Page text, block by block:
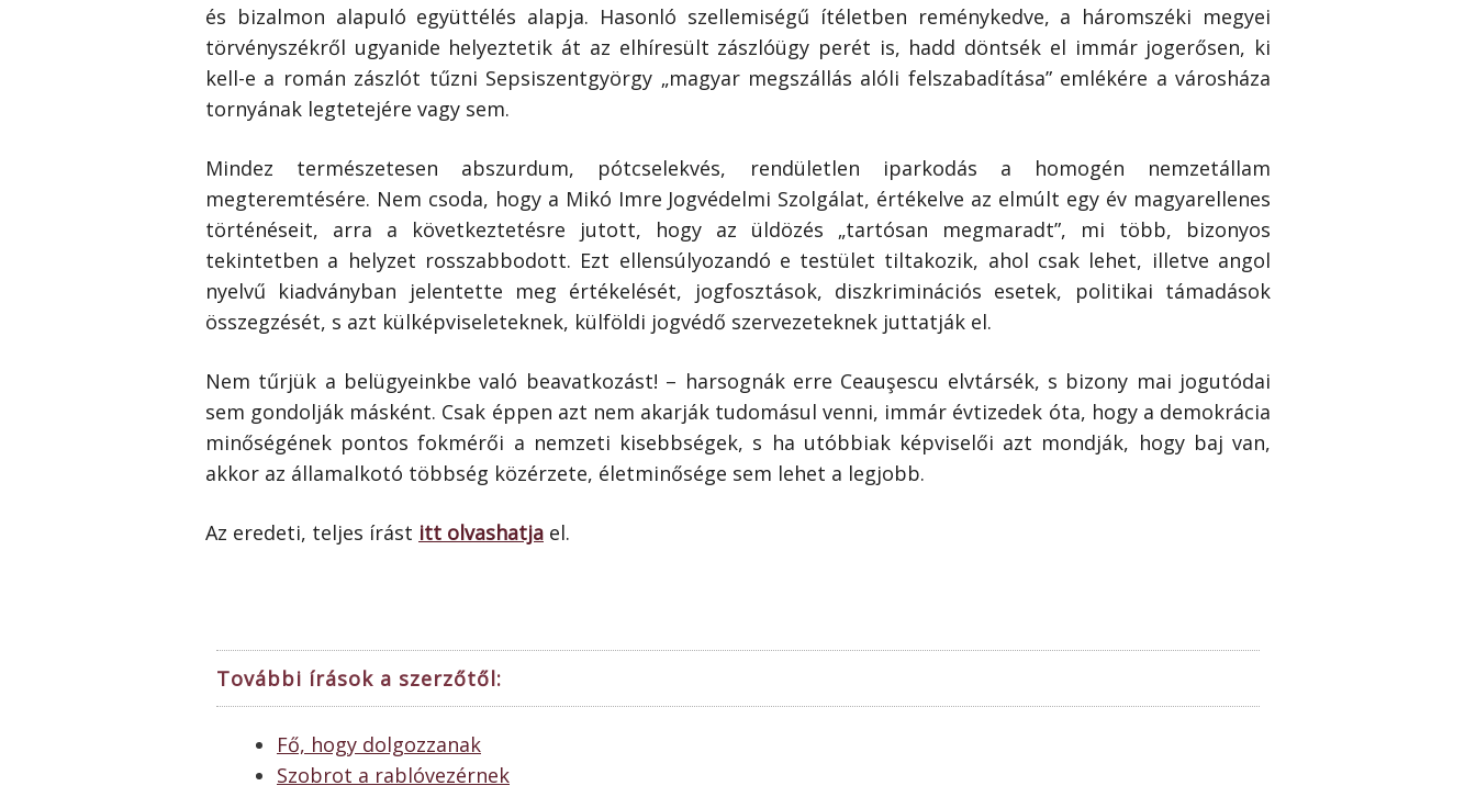
és bizalmon alapuló együttélés alapja. Hasonló szellemiségű ítéletben reménykedve, a háromszéki megyei
törvényszékről ugyanide helyeztetik át az elhíresült zászlóügy perét is, hadd döntsék el immár jogerősen, ki
kell-e a román zászlót tűzni Sepsiszentgyörgy „magyar megszállás alóli felszabadítása” emlékére a városháza
tornyának legtetejére vagy sem.
Mindez természetesen abszurdum, pótcselekvés, rendületlen iparkodás a homogén nemzetállam
megteremtésére. Nem csoda, hogy a Mikó Imre Jogvédelmi Szolgálat, értékelve az elmúlt egy év magyarellenes
történéseit, arra a következtetésre jutott, hogy az üldözés „tartósan megmaradt”, mi több, bizonyos
tekintetben a helyzet rosszabbodott. Ezt ellensúlyozandó e testület tiltakozik, ahol csak lehet, illetve angol
nyelvű kiadványban jelentette meg értékelését, jogfosztások, diszkriminációs esetek, politikai támadások
összegzését, s azt külképviseleteknek, külföldi jogvédő szervezeteknek juttatják el.
Nem tűrjük a belügyeinkbe való beavatkozást! – harsognák erre Ceauşescu elvtársék, s bizony mai jogutódai
sem gondolják másként. Csak éppen azt nem akarják tudomásul venni, immár évtizedek óta, hogy a demokrácia
minőségének pontos fokmérői a nemzeti kisebbségek, s ha utóbbiak képviselői azt mondják, hogy baj van,
akkor az államalkotó többség közérzete, életminősége sem lehet a legjobb.
Az eredeti, teljes írást itt olvashatja el.
További írások a szerzőtől:
Fő, hogy dolgozzanak
Szobrot a rablóvezérnek